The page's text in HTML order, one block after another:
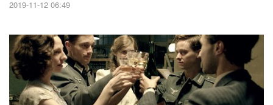
2019-11-12 06:49